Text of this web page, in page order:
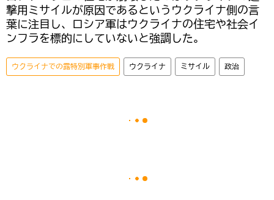
撃用ミサイルが原因であるというウクライナ側の言
葉に注目し、ロシア軍はウクライナの住宅や社会イ
ンフラを標的にしていないと強調した。
ウクライナでの露特別軍事作戦 ウクライナ ミサイル 政治